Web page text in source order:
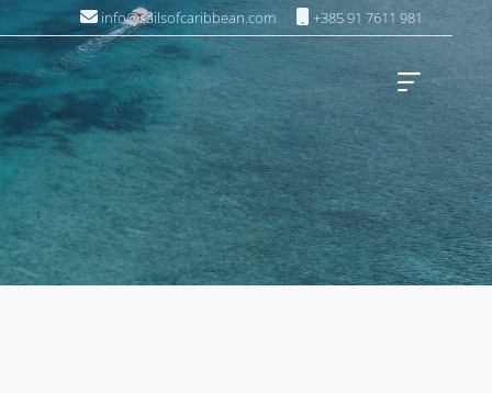
info@sailsofcaribbean.com +385 91 7611 981